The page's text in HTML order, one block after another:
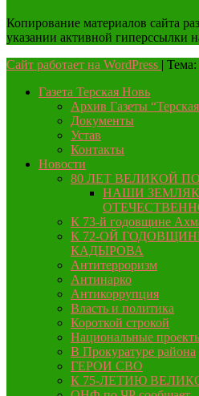
Копирование материалов сайта
указании активной гиперссылки
Сайт работает на WordPress | Тема:
Газета Терская Новь
Архив Газеты
Документы
Устав
Контакты
Новости
80 ЛЕТ ВЕЛИКОЙ
НАШИ
К 73-й годовщине
К 72-ОЙ
КАДЫРОВА
Антитерроризм
Антинарко
Антикоррупция
Власть и политика
Короткой строкой
Национальные
В Прокуратуре района
ГЕРОИ СВО
К 75-ЛЕТИЮ